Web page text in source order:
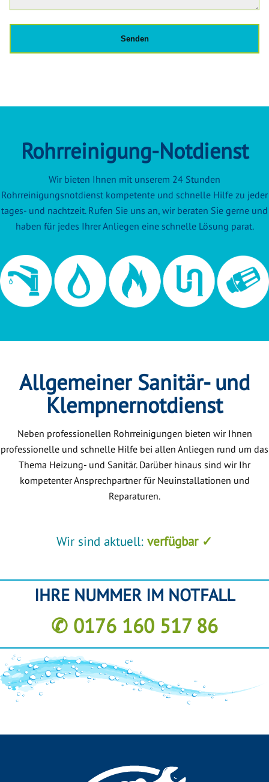
Rohrreinigung-Notdienst
Wir bieten Ihnen mit unserem 24 Stunden
Rohrreinigungsnotdienst kompetente und schnelle Hilfe zu jeder
tages- und nachtzeit. Rufen Sie uns an, wir beraten Sie gerne und
haben für jedes Ihrer Anliegen eine schnelle Lösung parat.
Allgemeiner Sanitär- und
Klempnernotdienst
Neben professionellen Rohrreinigungen bieten wir Ihnen
professionelle und schnelle Hilfe bei allen Anliegen rund um das
Thema Heizung- und Sanitär. Darüber hinaus sind wir Ihr
kompetenter Ansprechpartner für Neuinstallationen und
Reparaturen.
Wir sind aktuell: verfügbar ✓
IHRE NUMMER IM NOTFALL
✆ 0176 160 517 86